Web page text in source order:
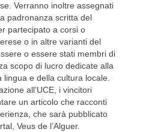
Verranno inoltre assegnati
padronanza scritta del
partecipato a corsi o
o in altre varianti del
o essere stati membri di
scopo di lucro dedicate alla
lingua e della cultura locale.
all’UCE, i vincitori
un articolo che racconti
che sarà pubblicato
Veus de l’Alguer.